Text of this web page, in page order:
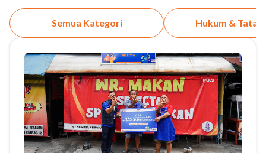
Semua Kategori Hukum & Tata